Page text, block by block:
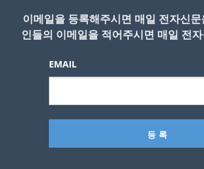
이메일을 등록해주시면 매일 전자신
인들의 이메일을 적어주시면 매일 전
EMAIL